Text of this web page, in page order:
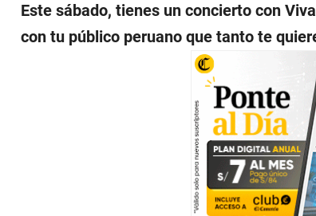
Este sábado, tienes un concierto con
con tu público peruano que tanto te